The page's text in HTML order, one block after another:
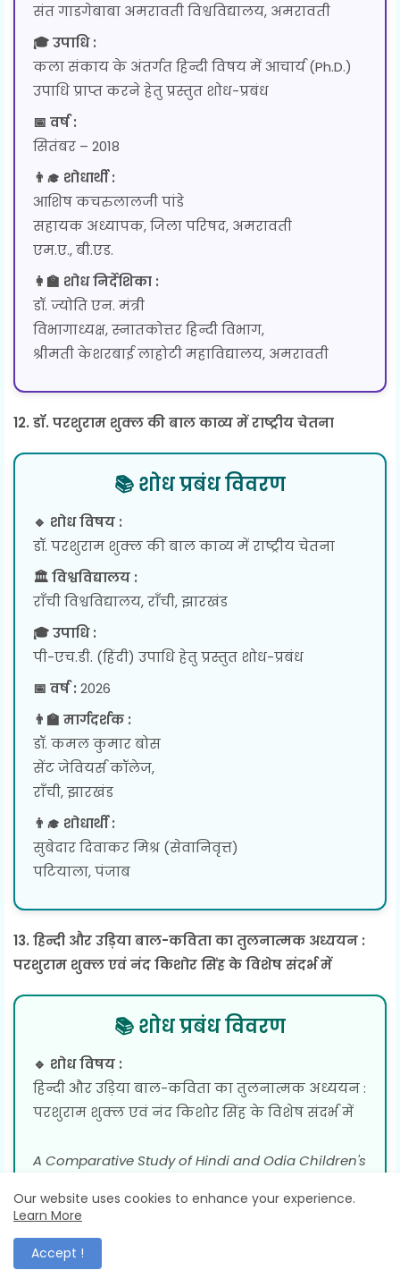
संत गाडगेबाबा अमरावती विश्वविद्यालय, अमरावती
🎓 उपाधि :
कला संकाय के अंतर्गत हिन्दी विषय में आचार्य (Ph.D.)
उपाधि प्राप्त करने हेतु प्रस्तुत शोध-प्रबंध
📅 वर्ष :
सितंबर – 2018
👨‍🎓 शोधार्थी :
आशिष कचरुलालजी पांडे
सहायक अध्यापक, जिला परिषद, अमरावती
एम.ए., बी.एड.
👩‍🏫 शोध निर्देशिका :
डॉ. ज्योति एन. मंत्री
विभागाध्यक्ष, स्नातकोत्तर हिन्दी विभाग,
श्रीमती केशरबाई लाहोटी महाविद्यालय, अमरावती
12. डॉ. परशुराम शुक्ल की बाल काव्य में राष्ट्रीय चेतना
📚 शोध प्रबंध विवरण
🔹 शोध विषय :
डॉ. परशुराम शुक्ल की बाल काव्य में राष्ट्रीय चेतना
🏛 विश्वविद्यालय :
राँची विश्वविद्यालय, राँची, झारखंड
🎓 उपाधि :
पी-एच.डी. (हिंदी) उपाधि हेतु प्रस्तुत शोध-प्रबंध
📅 वर्ष : 2026
👨‍🏫 मार्गदर्शक :
डॉ. कमल कुमार बोस
सेंट जेवियर्स कॉलेज,
राँची, झारखंड
👨‍🎓 शोधार्थी :
सुबेदार दिवाकर मिश्र (सेवानिवृत्त)
पटियाला, पंजाब
13. हिन्दी और उड़िया बाल-कविता का तुलनात्मक अध्ययन :
परशुराम शुक्ल एवं नंद किशोर सिंह के विशेष संदर्भ में
📚 शोध प्रबंध विवरण
🔹 शोध विषय :
हिन्दी और उड़िया बाल-कविता का तुलनात्मक अध्ययन :
परशुराम शुक्ल एवं नंद किशोर सिंह के विशेष संदर्भ में
A Comparative Study of Hindi and Odia Children's
and Nanda Kishore Singh
🏛 विश्वविद्यालय :
विश्व-भारती, शांतिनिकेतन, पश्चिम बंगाल
Our website uses cookies to enhance your experience.
Learn More
Accept !